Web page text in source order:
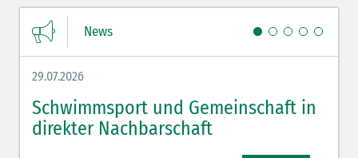
News
29.07.2026
Schwimmsport und Gemeinschaft in
direkter Nachbarschaft